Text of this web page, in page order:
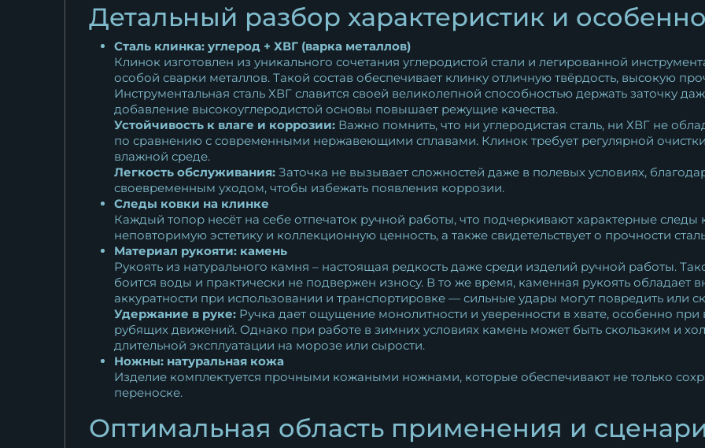
Детальный разбор характеристик и
Сталь клинка: углерод + ХВГ (варка металлов)
Клинок изготовлен из уникального сочетания углеродистой стали и легированной
особой сварки металлов. Такой состав обеспечивает клинку отличную твёрдость, высокую
Инструментальная сталь ХВГ славится своей великолепной способностью держать заточку
добавление высокоуглеродистой основы повышает режущие качества.
Устойчивость к влаге и коррозии: Важно помнить, что ни углеродистая сталь, ни ХВГ не
по сравнению с современными нержавеющими сплавами. Клинок требует регулярной
влажной среде.
Легкость обслуживания: Заточка не вызывает сложностей даже в полевых условиях,
своевременным уходом, чтобы избежать появления коррозии.
Следы ковки на клинке
Каждый топор несёт на себе отпечаток ручной работы, что подчеркивают характерные
неповторимую эстетику и коллекционную ценность, а также свидетельствует о прочности
Материал рукояти: камень
Рукоять из натурального камня – настоящая редкость даже среди изделий ручной работы.
боится воды и практически не подвержен износу. В то же время, каменная рукоять обладает
аккуратности при использовании и транспортировке — сильные удары могут повредить или
Удержание в руке: Ручка дает ощущение монолитности и уверенности в хвате, особенно
рубящих движений. Однако при работе в зимних условиях камень может быть скользким и
длительной эксплуатации на морозе или сырости.
Ножны: натуральная кожа
Изделие комплектуется прочными кожаными ножнами, которые обеспечивают не только
переноске.
Оптимальная область применения и